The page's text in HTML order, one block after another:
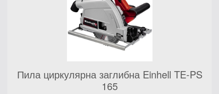
Пила циркулярна заглибна Einhell TE-PS
165